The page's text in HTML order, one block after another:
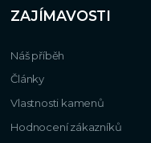
ZAJÍMAVOSTI
Náš příběh
Články
Vlastnosti kamenů
Hodnocení zákazníků